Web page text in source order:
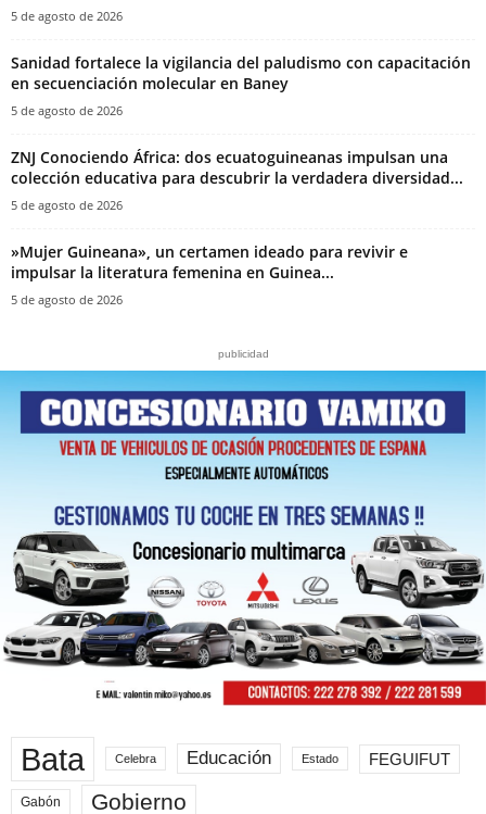
5 de agosto de 2026
Sanidad fortalece la vigilancia del paludismo con capacitación
en secuenciación molecular en Baney
5 de agosto de 2026
ZNJ Conociendo África: dos ecuatoguineanas impulsan una
colección educativa para descubrir la verdadera diversidad...
5 de agosto de 2026
‎»Mujer Guineana», un certamen ideado para revivir e
impulsar la literatura femenina en Guinea...
5 de agosto de 2026
publicidad
Bata Celebra Educación Estado FEGUIFUT
Gabón Gobierno